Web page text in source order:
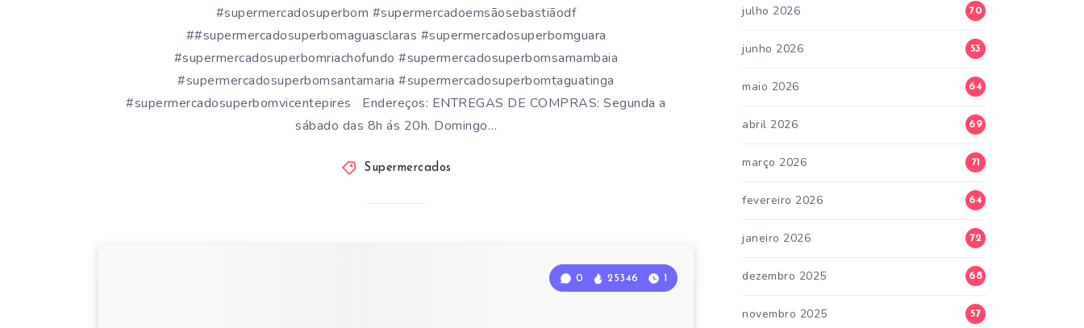
#supermercadosuperbom #supermercadoemsãosebastiãodf
##supermercadosuperbomaguasclaras #supermercadosuperbomguara
#supermercadosuperbomriachofundo #supermercadosuperbomsamambaia
#supermercadosuperbomsantamaria #supermercadosuperbomtaguatinga
#supermercadosuperbomvicentepires Endereços: ENTREGAS DE COMPRAS: Segunda a
sábado das 8h ás 20h. Domingo…
Supermercados
0 25346 1
julho 2026 70
junho 2026 53
maio 2026 64
abril 2026 69
março 2026 71
fevereiro 2026 64
janeiro 2026 72
dezembro 2025 68
novembro 2025 57